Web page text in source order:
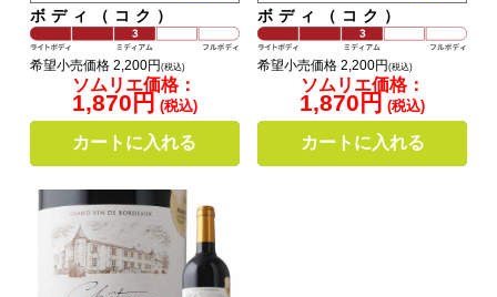
ボディ（コク）
希望小売価格 2,200円(税込)
ソムリエ価格：
1,870円 (税込)
カートに入れる
ボディ（コク）
希望小売価格 2,200円(税込)
ソムリエ価格：
1,870円 (税込)
カートに入れる